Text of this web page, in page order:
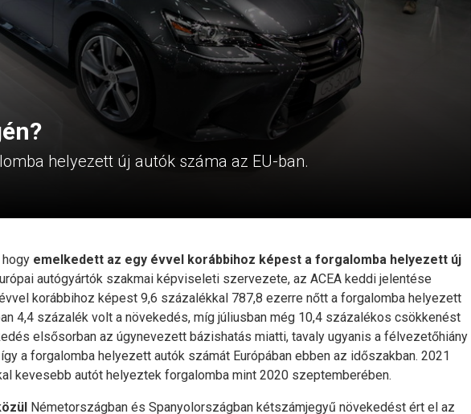
helyezett új autók száma az EU-ban.
emelkedett az egy évvel korábbihoz képest a forgalomba helyezett új
autógyártók szakmai képviseleti szervezete, az ACEA keddi jelentése
korábbihoz képest 9,6 százalékkal 787,8 ezerre nőtt a forgalomba helyezett
4,4 százalék volt a növekedés, míg júliusban még 10,4 százalékos csökkenést
elsősorban az úgynevezett bázishatás miatti, tavaly ugyanis a félvezetőhiány
a forgalomba helyezett autók számát Európában ebben az időszakban. 2021
kevesebb autót helyeztek forgalomba mint 2020 szeptemberében.
Németországban és Spanyolországban kétszámjegyű növekedést ért el az